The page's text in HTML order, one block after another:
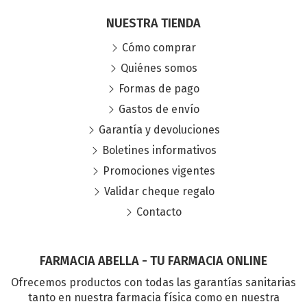
FARMACIA ABELLA - TU FARMACIA ONLINE
Ofrecemos productos con todas las garantías sanitarias
tanto en nuestra farmacia física como en nuestra
NUESTRA TIENDA
Cómo comprar
Quiénes somos
Formas de pago
Gastos de envío
Garantía y devoluciones
Boletines informativos
Promociones vigentes
Validar cheque regalo
Contacto